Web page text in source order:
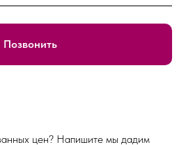
Позвонить
цен? Напишите мы дадим